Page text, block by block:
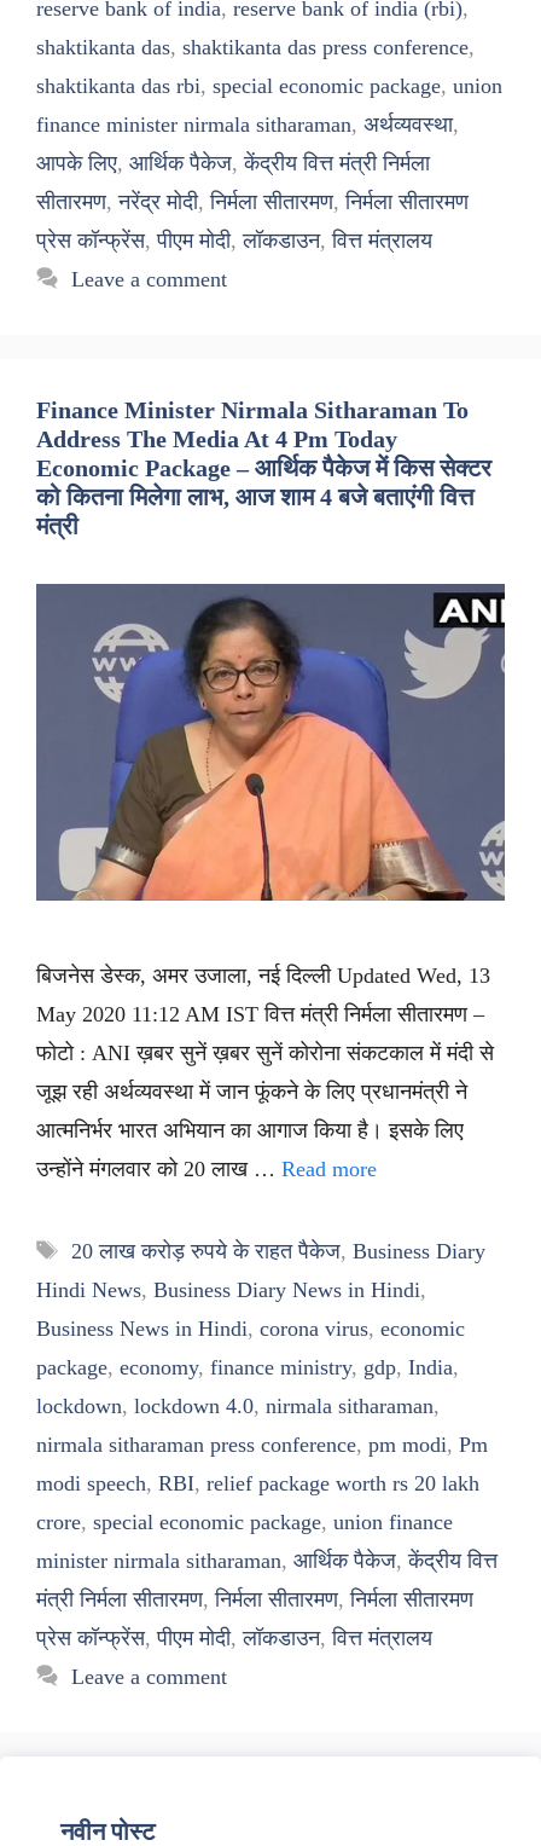
reserve bank of india, reserve bank of india (rbi),
shaktikanta das, shaktikanta das press conference,
shaktikanta das rbi, special economic package, union
finance minister nirmala sitharaman, अर्थव्यवस्था,
आपके लिए, आर्थिक पैकेज,केंद्रीय वित्त मंत्री निर्मला
सीतारमण,नरेंद्र मोदी,निर्मला सीतारमण,निर्मला सीतारमण
प्रेस कॉन्फ्रेंस,पीएम मोदी,लॉकडाउन,वित्त मंत्रालय
Leave a comment
Finance Minister Nirmala Sitharaman To
Address The Media At 4 Pm Today
Economic Package – आर्थिक पैकेज में किस सेक्टर
को कितना मिलेगा लाभ, आज शाम 4 बजे बताएंगी वित्त
मंत्री
बिजनेस डेस्क, अमर उजाला, नई दिल्ली Updated Wed, 13
May 2020 11:12 AM IST वित्त मंत्री निर्मला सीतारमण –
फोटो : ANI ख़बर सुनें ख़बर सुनें कोरोना संकटकाल में मंदी से
जूझ रही अर्थव्यवस्था में जान फूंकने के लिए प्रधानमंत्री ने
आत्मनिर्भर भारत अभियान का आगाज किया है। इसके लिए
उन्होंने मंगलवार को 20 लाख … Read more
Tags
20 लाख करोड़ रुपये के राहत पैकेज, Business Diary
Hindi News, Business Diary News in Hindi,
Business News in Hindi, corona virus, economic
package, economy, finance ministry, gdp, India,
lockdown, lockdown 4.0, nirmala sitharaman,
nirmala sitharaman press conference, pm modi, Pm
modi speech, RBI, relief package worth rs 20 lakh
crore, special economic package, union finance
minister nirmala sitharaman, आर्थिक पैकेज,केंद्रीय वित्त
मंत्री निर्मला सीतारमण,निर्मला सीतारमण,निर्मला सीतारमण
प्रेस कॉन्फ्रेंस,पीएम मोदी,लॉकडाउन,वित्त मंत्रालय
Leave a comment
नवीन पोस्ट